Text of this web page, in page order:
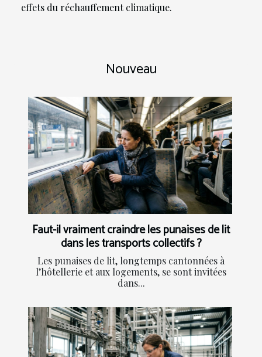
effets du réchauffement climatique.
Nouveau
Faut-il vraiment craindre les punaises de lit
dans les transports collectifs ?
Les punaises de lit, longtemps cantonnées à
l’hôtellerie et aux logements, se sont invitées
dans...